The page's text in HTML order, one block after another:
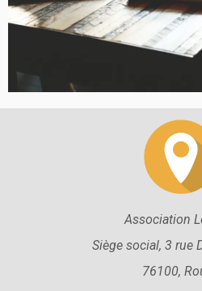
Association
Siège social, 3 rue
76100,